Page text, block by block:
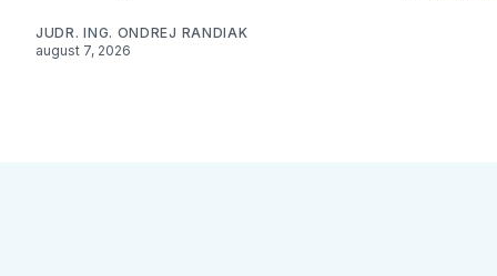
JUDR. ING. ONDREJ RANDIAK
august 7, 2026